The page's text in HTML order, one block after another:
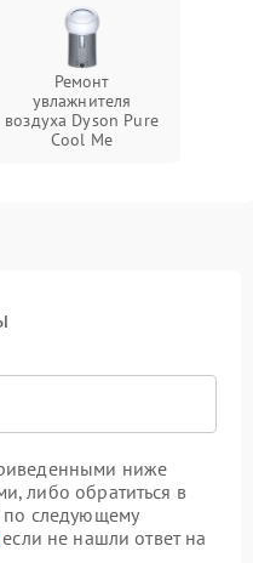
Ремонт
увлажнителя
воздуха Dyson Pure
Cool Me
ниже
либо обратиться в
по следующему
если не нашли ответ на